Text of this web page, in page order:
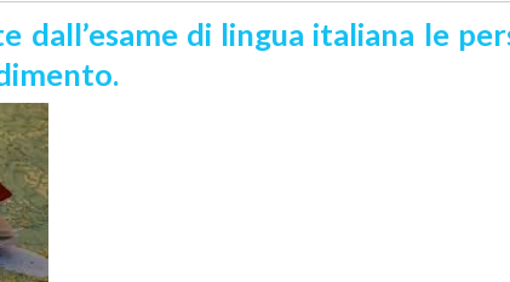
dall’esame di lingua italiana le